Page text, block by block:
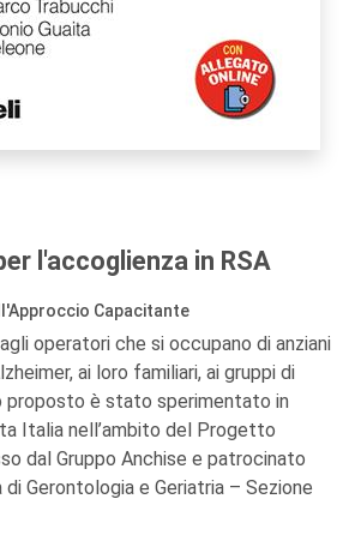
l'accoglienza in RSA
Capacitante
operatori che si occupano di anziani
ai loro familiari, ai gruppi di
proposto è stato sperimentato in
Italia nell’ambito del Progetto
dal Gruppo Anchise e patrocinato
Gerontologia e Geriatria – Sezione